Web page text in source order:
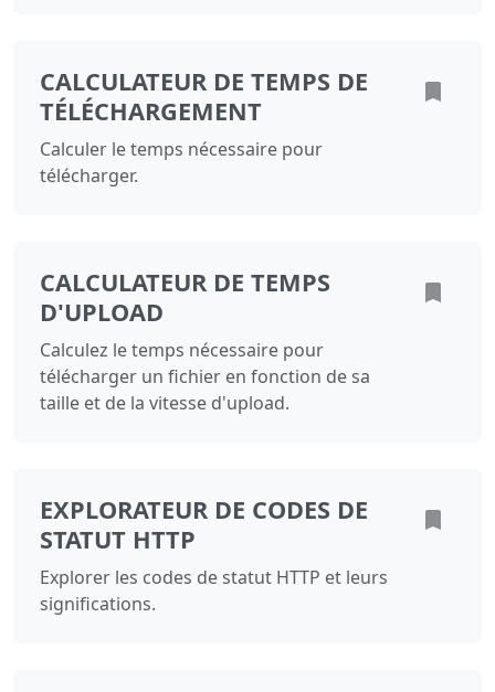
CALCULATEUR DE TEMPS DE
TÉLÉCHARGEMENT
Calculer le temps nécessaire pour
télécharger.
CALCULATEUR DE TEMPS
D'UPLOAD
Calculez le temps nécessaire pour
télécharger un fichier en fonction de sa
taille et de la vitesse d'upload.
EXPLORATEUR DE CODES DE
STATUT HTTP
Explorer les codes de statut HTTP et leurs
significations.